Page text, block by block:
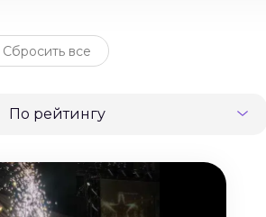
Сбросить все
По рейтингу